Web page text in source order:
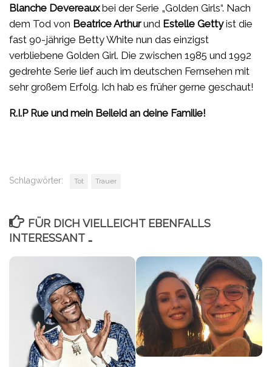
Blanche Devereauxbei der Serie „Golden Girls“. Nach
dem Tod von Beatrice Arthurund Estelle Gettyist die
fast 90-jährige Betty White nun das einzigst
verbliebene Golden Girl. Die zwischen 1985 und 1992
gedrehte Serie lief auch im deutschen Fernsehen mit
sehr großem Erfolg. Ich hab es früher gerne geschaut!
R.I.P Rue und mein Beileid an deine Familie!
Schlagwörter: Tot Trauer
FÜR DICH VIELLEICHT EBENFALLS
INTERESSANT …